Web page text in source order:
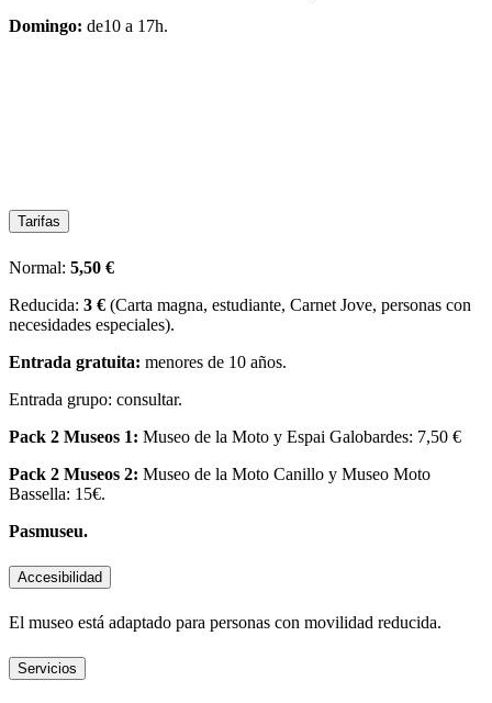
Domingo: de10 a 17h.
Tarifas
Normal: 5,50 €
Reducida: 3 € (Carta magna, estudiante, Carnet Jove, personas con
necesidades especiales).
Entrada gratuita: menores de 10 años.
Entrada grupo: consultar.
Pack 2 Museos 1: Museo de la Moto y Espai Galobardes: 7,50 €
Pack 2 Museos 2: Museo de la Moto Canillo y Museo Moto
Bassella: 15€.
Pasmuseu.
Accesibilidad
El museo está adaptado para personas con movilidad reducida.
Servicios